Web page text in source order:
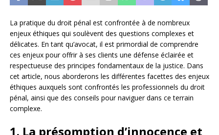
La pratique du droit pénal est confrontée à de nombreux
enjeux éthiques qui soulèvent des questions complexes et
délicates. En tant qu’avocat, il est primordial de comprendre
ces enjeux pour offrir à ses clients une défense éclairée et
respectueuse des principes fondamentaux de la justice. Dans
cet article, nous aborderons les différentes facettes des enjeux
éthiques auxquels sont confrontés les professionnels du droit
pénal, ainsi que des conseils pour naviguer dans ce terrain
complexe.
1. La présomption d’innocence et